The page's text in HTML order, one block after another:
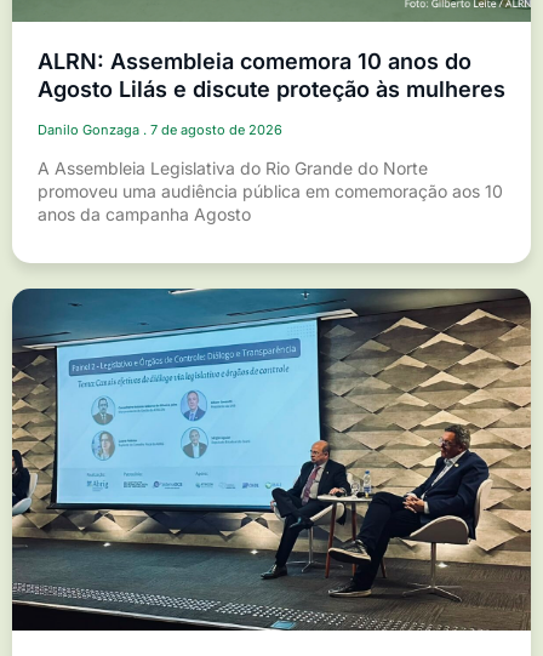
ALRN: Assembleia comemora 10 anos do
Agosto Lilás e discute proteção às mulheres
Danilo Gonzaga 7 de agosto de 2026
A Assembleia Legislativa do Rio Grande do Norte
promoveu uma audiência pública em comemoração aos 10
anos da campanha Agosto